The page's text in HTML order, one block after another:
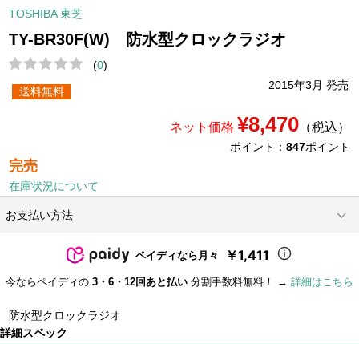
TOSHIBA 東芝
TY-BR30F(W) 防水型クロックラジオ
(0)
2015年3月 発売
送料無料
ネット価格 ¥8,470（税込）
ポイント： 847ポイント
完売
在庫状況について
お支払い方法
ペイディなら月々 ￥1,411
今ならペイディの 3・6・12回あと払い 分割手数料無料！ → 詳細はこちら
防水型クロックラジオ
詳細スペック